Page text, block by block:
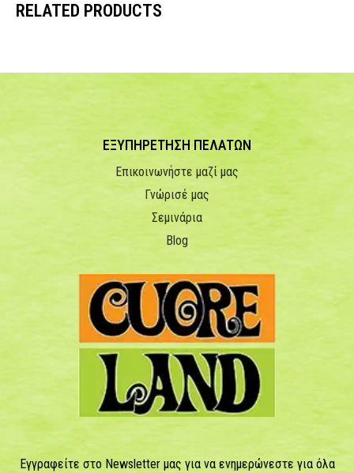
RELATED PRODUCTS
ΕΞΥΠΗΡΕΤΗΣΗ ΠΕΛΑΤΩΝ
Επικοινωνήστε μαζί μας
Γνώρισέ μας
Σεμινάρια
Blog
Εγγραφείτε στο Newsletter μας για να ενημερώνεστε για όλα